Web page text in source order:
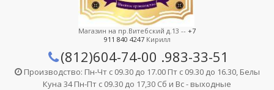
Магазин на пр.Витебский д.13 -- +7
911 840 4247Кирилл
(812)604-74-00 .983-33-51
Производство: Пн-Чт с 09.30 до 17.00 Пт с 09.30 до 16.30, Белы
Куна 34 Пн-Пт с 09.30 до 17,30 Сб и Вс - выходные